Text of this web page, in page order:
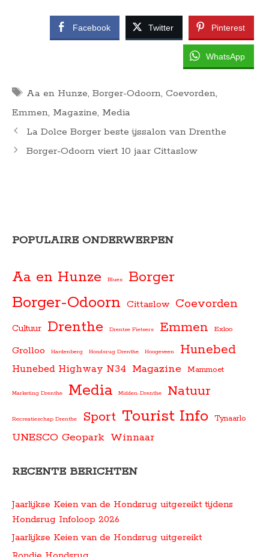
Facebook Twitter Pinterest
WhatsApp
Tags
Aa en Hunze, Borger-Odoorn, Coevorden,
Emmen, Magazine, Media
La Dolce Borger beste ijssalon van Drenthe
Borger-Odoorn viert 10 jaar Cittaslow
POPULAIRE ONDERWERPEN
Aa en Hunze Blues Borger
Borger-Odoorn Cittaslow Coevorden
Cultuur Drenthe Drentse Fietsers Emmen Exloo
Grolloo Hardenberg Hondsrug Drenthe Hoogeveen Hunebed
Hunebed Highway N34 Magazine Mammoet
Marketing Drenthe Media Midden-Drenthe Natuur
Recreatieschap Drenthe Sport Tourist Info Tynaarlo
UNESCO Geopark Winnaar
RECENTE BERICHTEN
Jaarlijkse Keien van de Hondsrug uitgereikt tijdens
Hondsrug Infoloop 2026
Jaarlijkse Keien van de Hondsrug uitgereikt